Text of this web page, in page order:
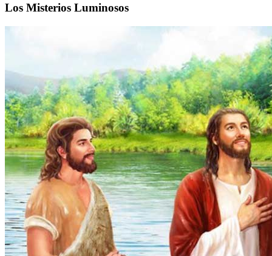
Los Misterios Luminosos